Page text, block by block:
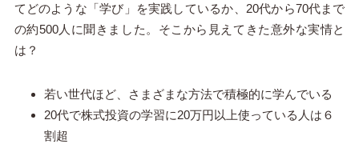
てどのような「学び」を実践しているか、20代から70代まで
の約500人に聞きました。そこから見えてきた意外な実情と
は？
若い世代ほど、さまざまな方法で積極的に学んでいる
20代で株式投資の学習に20万円以上使っている人は６
割超